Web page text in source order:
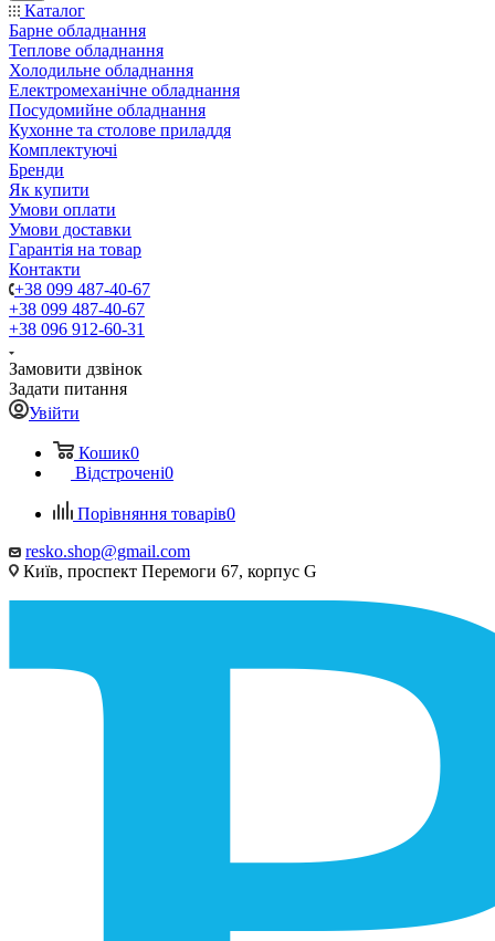
Каталог
Барне обладнання
Теплове обладнання
Холодильне обладнання
Електромеханічне обладнання
Посудомийне обладнання
Кухонне та столове приладдя
Комплектуючі
Бренди
Як купити
Умови оплати
Умови доставки
Гарантія на товар
Контакти
+38 099 487-40-67
+38 099 487-40-67
+38 096 912-60-31
Замовити дзвінок
Задати питання
Увійти
Кошик0
Відстрочені0
Порівняння товарів0
resko.shop@gmail.com
Київ, проспект Перемоги 67, корпус G